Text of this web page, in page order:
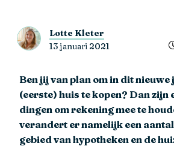
Lotte Kleter
13 januari 2021
Ben jij van plan om in dit nieuwe
(eerste) huis te kopen? Dan zijn
dingen om rekening mee te
verandert er namelijk een
gebied van hypotheken en de